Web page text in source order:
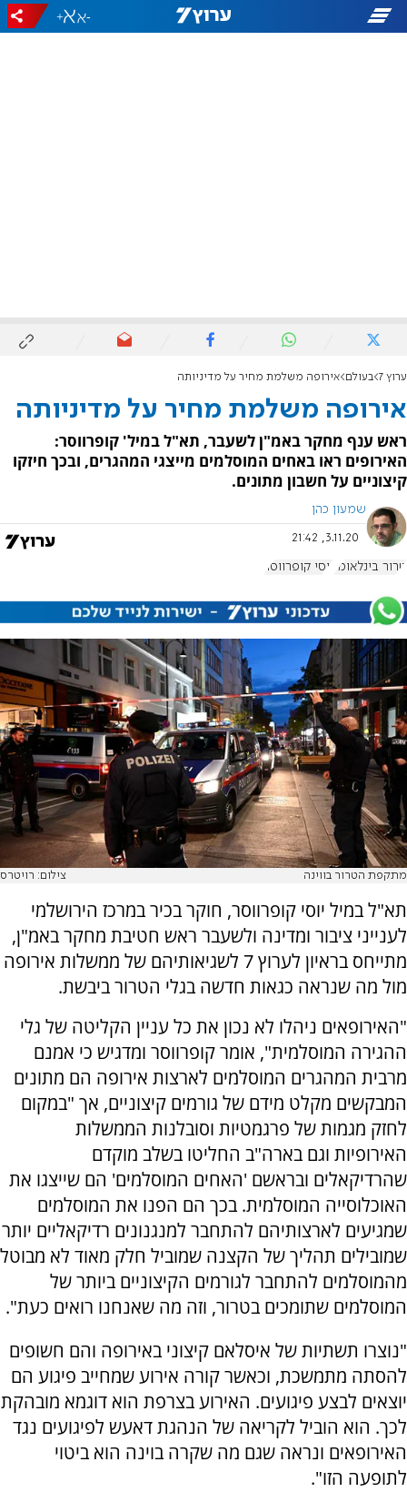
-
+
ערוץ 7 בעולם אירופה משלמת מחיר על מדיניותה
אירופה משלמת מחיר על מדיניותה
ראש ענף מחקר באמ"ן לשעבר, תא"ל במיל' קופרווסר:
האירופים ראו באחים המוסלמים מייצגי המהגרים, ובכך חיזקו
קיצוניים על חשבון מתונים.
שמעון כהן
3.11.20, 21:42
טרור בינלאומי יוסי קופרווסר
מתקפת הטרור בווינה צילום: רויטרס
תא"ל במיל יוסי קופרווסר, חוקר בכיר במרכז הירושלמי
לענייני ציבור ומדינה ולשעבר ראש חטיבת מחקר באמ"ן,
מתייחס בראיון לערוץ 7 לשגיאותיהם של ממשלות אירופה
מול מה שנראה כגאות חדשה בגלי הטרור ביבשת.
"האירופאים ניהלו לא נכון את כל עניין הקליטה של גלי
ההגירה המוסלמית", אומר קופרווסר ומדגיש כי אמנם
מרבית המהגרים המוסלמים לארצות אירופה הם מתונים
המבקשים מקלט מידם של גורמים קיצוניים, אך "במקום
לחזק מגמות של פרגמטיות וסובלנות הממשלות
האירופיות וגם בארה"ב החליטו בשלב מוקדם
שהרדיקאלים ובראשם 'האחים המוסלמים' הם שייצגו את
האוכלוסייה המוסלמית. בכך הם הפנו את המוסלמים
שמגיעים לארצותיהם להתחבר למנגנונים רדיקאליים יותר
שמובילים תהליך של הקצנה שמוביל חלק מאוד לא מבוטל
מהמוסלמים להתחבר לגורמים הקיצוניים ביותר של
המוסלמים שתומכים בטרור, וזה מה שאנחנו רואים כעת".
"נוצרו תשתיות של איסלאם קיצוני באירופה והם חשופים
להסתה מתמשכת, וכאשר קורה אירוע שמחייב פיגוע הם
יוצאים לבצע פיגועים. האירוע בצרפת הוא דוגמא מובהקת
לכך. הוא הוביל לקריאה של הנהגת דאעש לפיגועים נגד
האירופאים ונראה שגם מה שקרה בוינה הוא ביטוי
לתופעה הזו".